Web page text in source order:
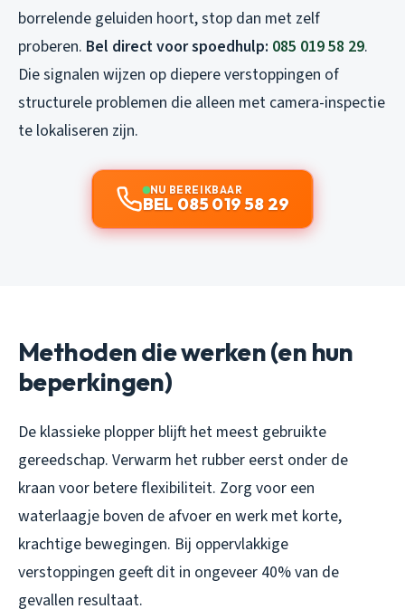
borrelende geluiden hoort, stop dan met zelf
proberen. Bel direct voor spoedhulp: 085 019 58 29.
Die signalen wijzen op diepere verstoppingen of
structurele problemen die alleen met camera-inspectie
te lokaliseren zijn.
NU BEREIKBAAR
BEL 085 019 58 29
Methoden die werken (en hun
beperkingen)
De klassieke plopper blijft het meest gebruikte
gereedschap. Verwarm het rubber eerst onder de
kraan voor betere flexibiliteit. Zorg voor een
waterlaagje boven de afvoer en werk met korte,
krachtige bewegingen. Bij oppervlakkige
verstoppingen geeft dit in ongeveer 40% van de
gevallen resultaat.